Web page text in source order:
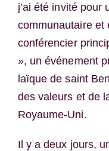
j’ai été invité pour
communautaire et
conférencier
», un événement
laïque de saint
des valeurs et de
Royaume-Uni.
Il y a deux jours,